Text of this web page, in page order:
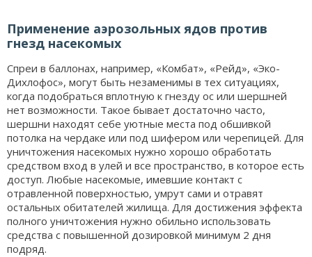
Применение аэрозольных ядов против
гнезд насекомых
Спреи в баллонах, например, «Комбат», «Рейд», «Эко-
Дихлофос», могут быть незаменимы в тех ситуациях,
когда подобраться вплотную к гнезду ос или шершней
нет возможности. Такое бывает достаточно часто,
шершни находят себе уютные места под обшивкой
потолка на чердаке или под шифером или черепицей. Для
уничтожения насекомых нужно хорошо обработать
средством вход в улей и все пространство, в которое есть
доступ. Любые насекомые, имевшие контакт с
отравленной поверхностью, умрут сами и отравят
остальных обитателей жилища. Для достижения эффекта
полного уничтожения нужно обильно использовать
средства с повышенной дозировкой минимум 2 дня
подряд.